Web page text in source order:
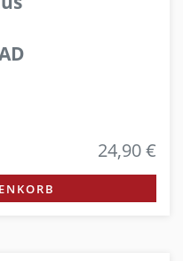
24,90 €